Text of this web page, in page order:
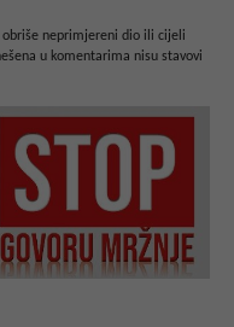
obriše neprimjereni dio ili cijeli
u komentarima nisu stavovi